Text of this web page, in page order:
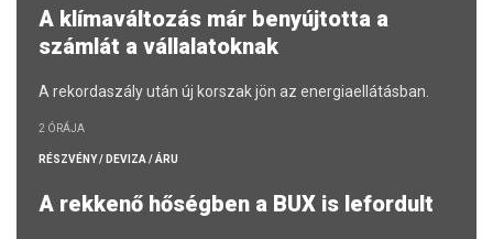
A klímaváltozás már benyújtotta a
számlát a vállalatoknak
A rekordaszály után új korszak jön az energiaellátásban.
2 ÓRÁJA
RÉSZVÉNY / DEVIZA / ÁRU
A rekkenő hőségben a BUX is lefordult